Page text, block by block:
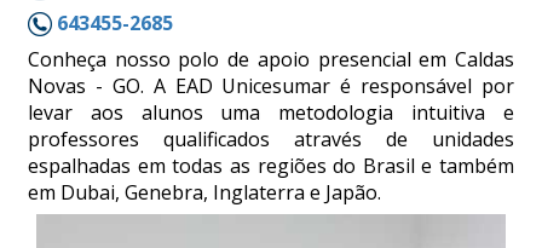
643455-2685
Conheça nosso polo de apoio presencial em Caldas
Novas - GO. A EAD Unicesumar é responsável por
levar aos alunos uma metodologia intuitiva e
professores qualificados através de unidades
espalhadas em todas as regiões do Brasil e também
em Dubai, Genebra, Inglaterra e Japão.